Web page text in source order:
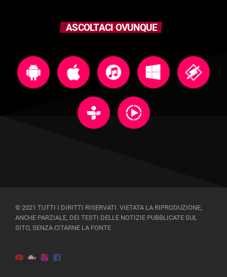
ASCOLTACI OVUNQUE
© 2021 TUTTI I DIRITTI RISERVATI. VIETATA LA RIPRODUZIONE,
ANCHE PARZIALE, DEI TESTI DELLE NOTIZIE PUBBLICATE SUL
SITO, SENZA CITARNE LA FONTE